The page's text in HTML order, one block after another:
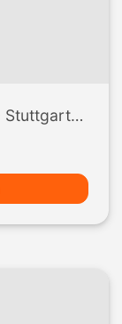
DIE PARTY ab 16 Jahren - Stuttgarts angesagteste 16er Party !!!